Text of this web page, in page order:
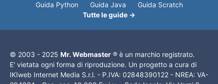
Guida Python
Guida Java
Guida Scratch
Tutte le guide →
© 2003 - 2025 Mr. Webmaster ® è un marchio registrato.
E' vietata ogni forma di riproduzione. Un progetto a cura di
IKIweb Internet Media S.r.l. - P.IVA: 02848390122 - NREA: VA-